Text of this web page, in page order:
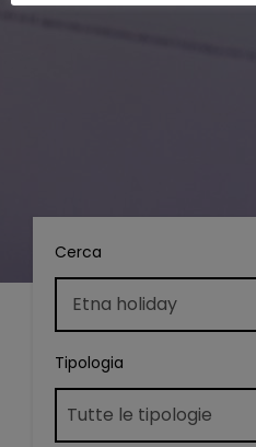
Cerca
Tipologia